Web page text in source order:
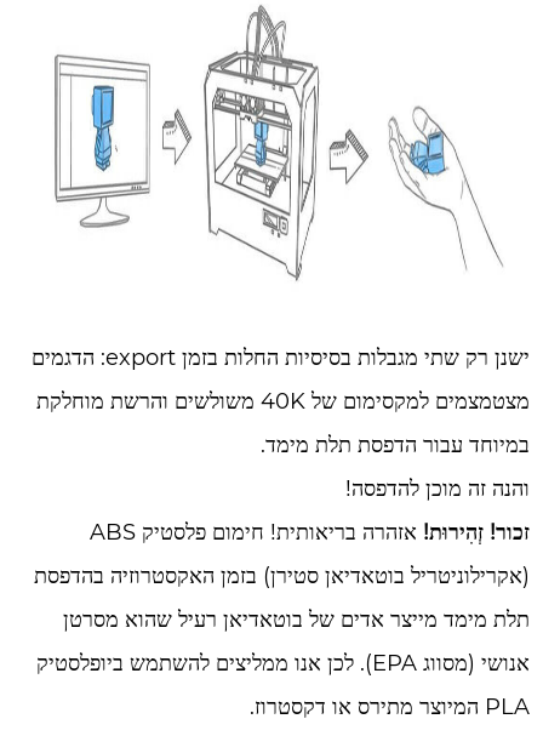
ישנן רק שתי מגבלות בסיסיות החלות בזמן export: הדגמים
מצטמצמים למקסימום של 40K משולשים והרשת מוחלקת
במיוחד עבור הדפסת תלת מימד.
והנה זה מוכן להדפסה!
זכור! זְהִירוּת!
אזהרה בריאותית! חימום פלסטיק ABS
(אקרילוניטריל בוטאדיאן סטירן) בזמן האקסטרוזיה בהדפסת
תלת מימד מייצר אדים של בוטאדיאן רעיל שהוא מסרטן
אנושי (מסווג EPA). לכן אנו ממליצים להשתמש ביופלסטיק
PLA המיוצר מתירס או דקסטרוז.